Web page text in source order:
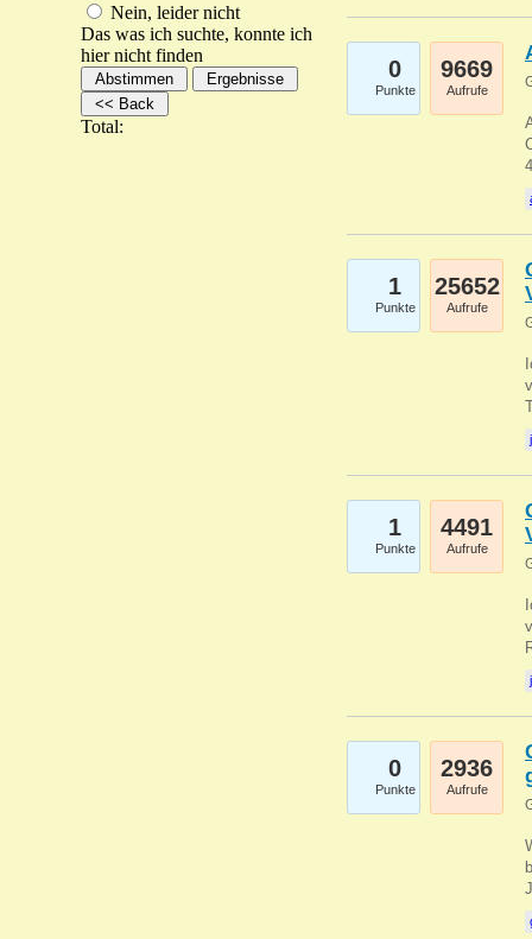
Nein, leider nicht
Das was ich suchte, konnte ich
hier nicht finden
Total:
0
Punkte
9669
Aufrufe
1
Punkte
25652
Aufrufe
1
Punkte
4491
Aufrufe
0
Punkte
2936
Aufrufe